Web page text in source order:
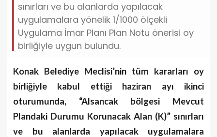
sınırları ve bu alanlarda yapılacak
uygulamalara yönelik 1/1000 ölçekli
Uygulama İmar Planı Plan Notu önerisi oy
birliğiyle uygun bulundu.
Konak Belediye Meclisi’nin tüm kararları oy
birliğiyle kabul ettiği haziran ayı ikinci
oturumunda, “Alsancak bölgesi Mevcut
Plandaki Durumu Korunacak Alan (K)” sınırları
ve bu alanlarda yapılacak uygulamalara